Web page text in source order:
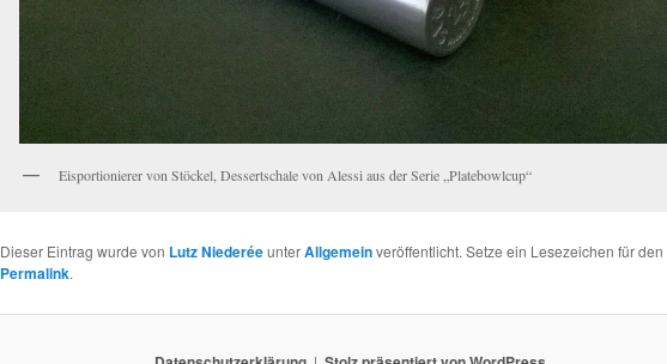
Eisportionierer von Stöckel, Dessertschale von Alessi aus der Serie „Platebowlcup“
Dieser Eintrag wurde von Lutz NiederéeunterAllgemeinveröffentlicht. Setze ein Lesezeichen für den
Permalink.